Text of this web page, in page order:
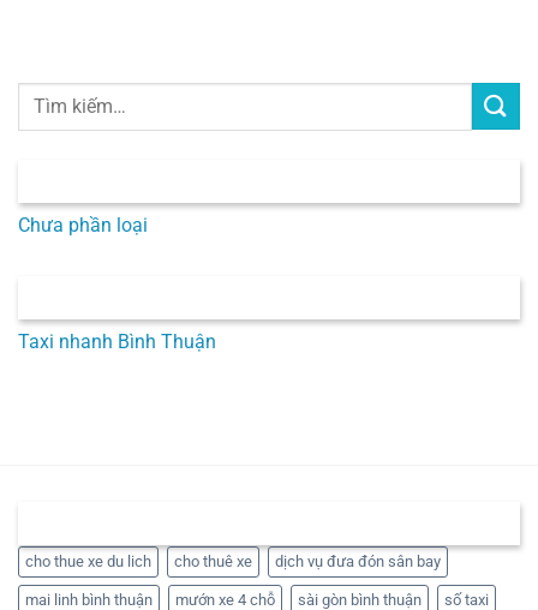
Chưa phần loại
Taxi nhanh Bình Thuận
cho thue xe du lich cho thuê xe dịch vụ đưa đón sân bay
mai linh bình thuận mướn xe 4 chỗ sài gòn bình thuận số taxi